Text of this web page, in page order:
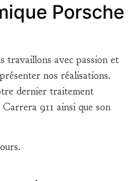
Porsche
travaillons avec passion et
nos réalisations.
dernier traitement
911 ainsi que son